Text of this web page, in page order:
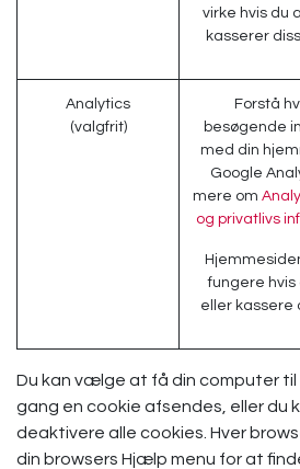
virke hvis du
kasserer
Analytics
(valgfrit)
Forstå
besøgende
med din
Google
mere om
og privatlivs
fungere hvis
eller kassere
Du kan vælge at få din computer
gang en cookie afsendes, eller du
deaktivere alle cookies. Hver
din browsers Hjælp menu for at